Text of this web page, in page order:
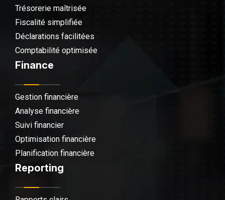
Trésorerie maîtrisée
Fiscalité simplifiée
Déclarations facilitées
Comptabilité optimisée
Finance
Gestion financière
Analyse financière
Suivi financier
Optimisation financière
Planification financière
Reporting